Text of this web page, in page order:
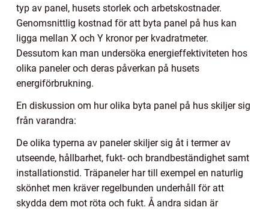
typ av panel, husets storlek och arbetskostnader.
Genomsnittlig kostnad för att byta panel på hus kan
ligga mellan X och Y kronor per kvadratmeter.
Dessutom kan man undersöka energieffektiviteten hos
olika paneler och deras påverkan på husets
energiförbrukning.
En diskussion om hur olika byta panel på hus skiljer sig
från varandra:
De olika typerna av paneler skiljer sig åt i termer av
utseende, hållbarhet, fukt- och brandbeständighet samt
installationstid. Träpaneler har till exempel en naturlig
skönhet men kräver regelbunden underhåll för att
skydda dem mot röta och fukt. Å andra sidan är